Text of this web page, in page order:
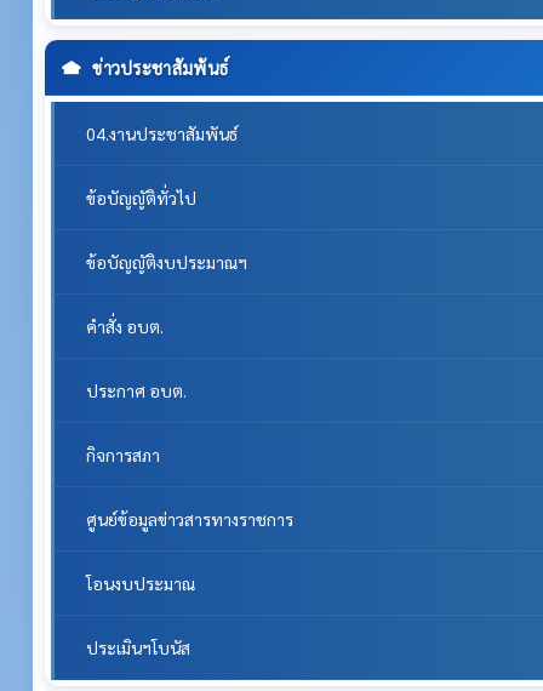
ข่าวประชาสัมพันธ์
04.งานประชาสัมพันธ์
ข้อบัญญัติทั่วไป
ข้อบัญญัติงบประมาณฯ
คำสั่ง อบต.
ประกาศ อบต.
กิจการสภา
ศูนย์ข้อมูลข่าวสารทางราชการ
โอนงบประมาณ
ประเมินฯโบนัส